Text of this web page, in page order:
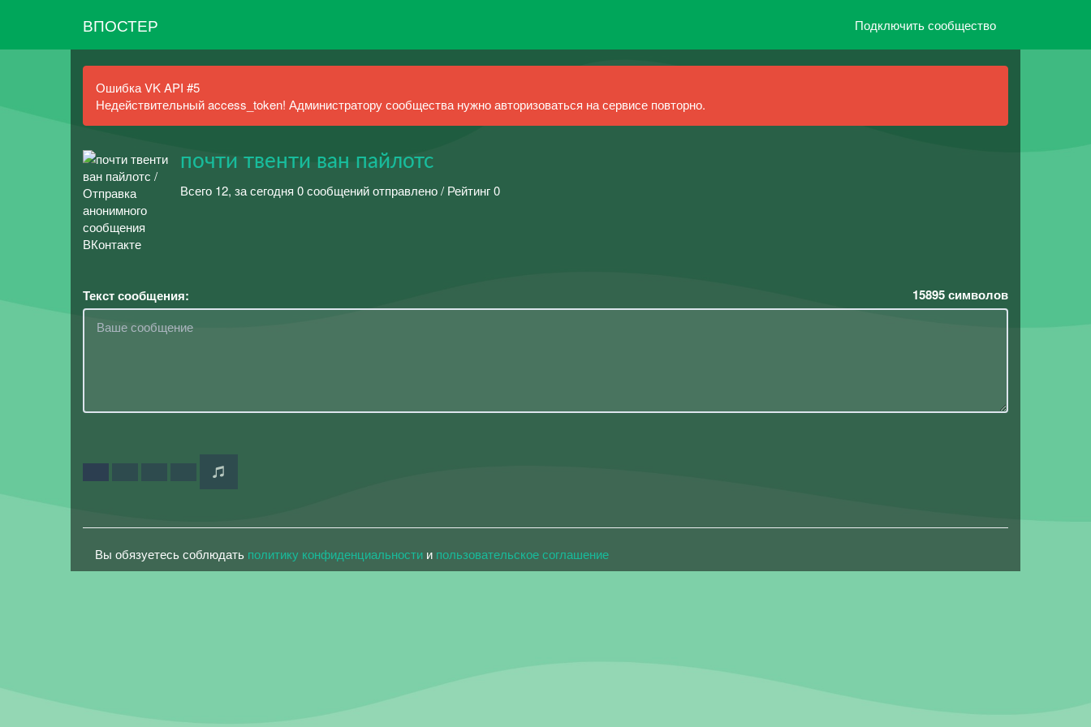
ВПОСТЕР Подключить сообщество
Ошибка VK API #5
Недействительный access_token! Администратору сообщества нужно авторизоваться на сервисе повторно.
почти твенти ван пайлотс
Всего 12, за сегодня 0 сообщений отправлено / Рейтинг 0
Текст сообщения: 15895символов
Вы обязуетесь соблюдать политику конфиденциальности и пользовательское соглашение